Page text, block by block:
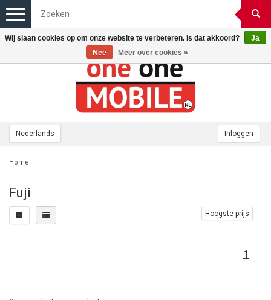
Nederlands Inloggen
Toggle
navigation
Home
Fuji
Hoogste prijs
1
Wij slaan cookies op om onze website te verbeteren. Is dat akkoord?
Ja
Nee
Meer over cookies »